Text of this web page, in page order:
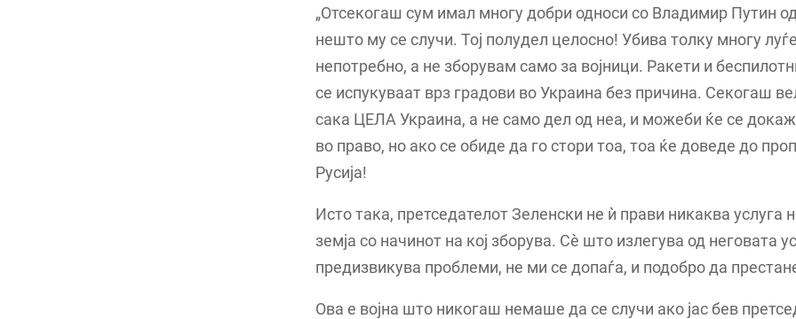
„Отсекогаш сум имал многу добри односи со Владимир Путин од
нешто му се случи. Тој полудел целосно! Убива толку многу
непотребно, а не зборувам само за војници. Ракети и
се испукуваат врз градови во Украина без причина. Секогаш
сака ЦЕЛА Украина, а не само дел од неа, и можеби ќе се
во право, но ако се обиде да го стори тоа, тоа ќе доведе до
Русија!
Исто така, претседателот Зеленски не ѝ прави никаква услуга
земја со начинот на кој зборува. Сè што излегува од неговата
предизвикува проблеми, не ми се допаѓа, и подобро да
Ова е војна што никогаш немаше да се случи ако јас бев